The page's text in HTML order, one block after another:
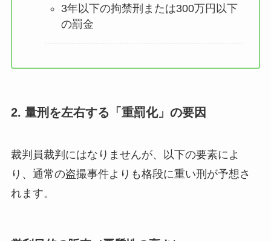
3年以下の拘禁刑または300万円以下
の罰金
2. 量刑を左右する「重罰化」の要因
裁判員裁判にはなりませんが、以下の要素によ
り、通常の盗撮事件よりも格段に重い刑が予想さ
れます。